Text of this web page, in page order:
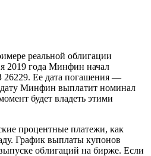
реальной облигации
2019 года Минфин начал
Ее дата погашения —
дату Минфин выплатит номинал
будет владеть этими
процентные платежи, как
График выплаты купонов
облигаций на бирже. Если